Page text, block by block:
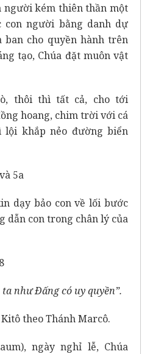
người kém thiên thần một
con người bằng danh dự
ban cho quyền hành trên
tạo, Chúa đặt muôn vật
thôi thì tất cả, cho tới
hoang, chim trời với cá
khắp nẻo đường biển
5a
dạy bảo con về lối bước
dẫn con trong chân lý của
như Ðấng có uy quyền”.
theo Thánh Marcô.
ngày nghỉ lễ, Chúa